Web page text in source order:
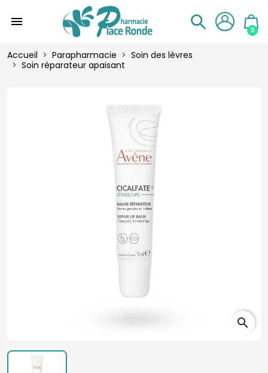
menu
0
Accueil Parapharmacie
Soin des lèvres
Soin réparateur apaisant
search